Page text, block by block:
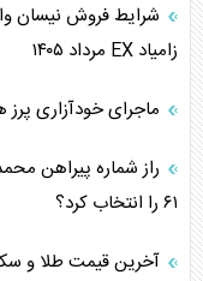
شرایط فروش نیسان
زامیاد EX مرداد ۱۴۰۵
ماجرای خودآزاری پرز
راز شماره پیراهن
۶۱ را انتخاب کرد؟